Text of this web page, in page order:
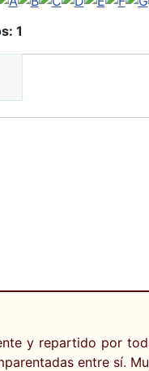
1
y repartido por
entre sí.